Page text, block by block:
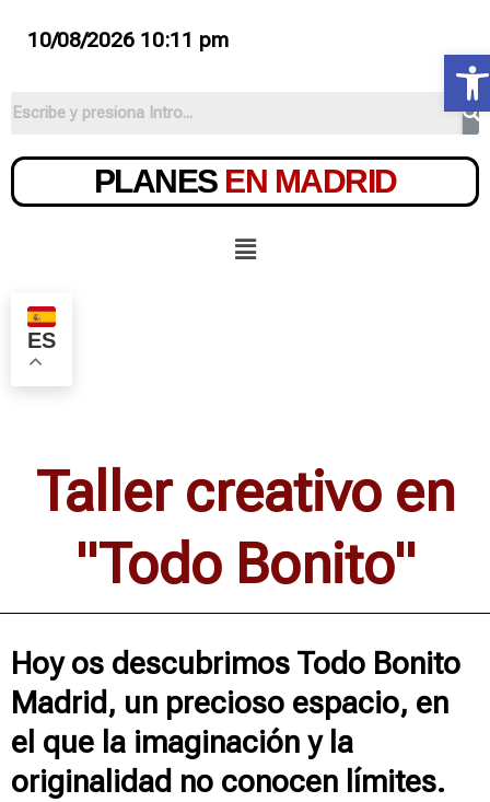
10/08/2026 10:11 pm
PLANES EN MADRID
ES
Taller creativo en
"Todo Bonito"
Hoy os descubrimos Todo Bonito
Madrid, un precioso espacio, en
el que la imaginación y la
originalidad no conocen límites.